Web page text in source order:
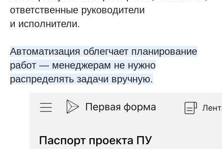
ответственные руководители
и исполнители.
Автоматизация облегчает планирование
работ — менеджерам не нужно
распределять задачи вручную.